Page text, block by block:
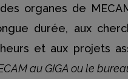
organes de
durée, aux
et aux projets
au GIGA ou le